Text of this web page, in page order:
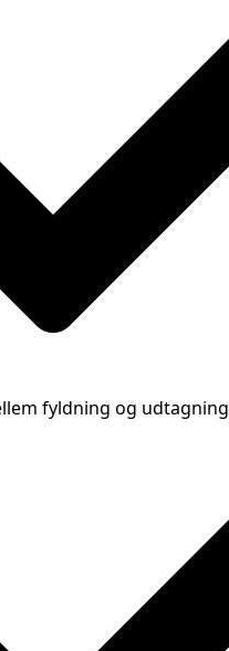
fyldning og udtagning